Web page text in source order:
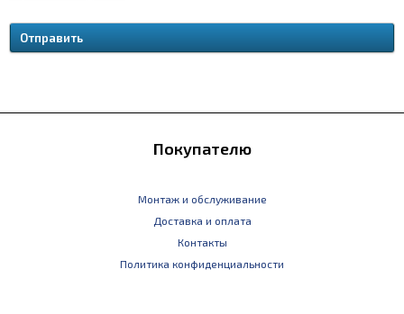
Покупателю
Монтаж и обслуживание
Доставка и оплата
Контакты
Политика конфиденциальности